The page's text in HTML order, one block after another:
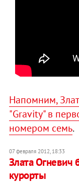
Напомним,
"Gravity" в
номером семь.
07 февраля 2012, 18:33
Злата Огневич
курорты